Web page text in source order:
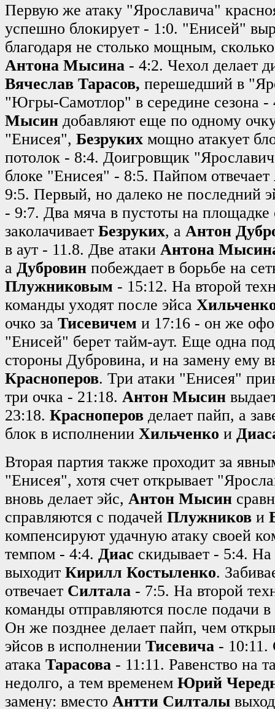
Первую же атаку "Ярославича"
успешно блокирует - 1:0. "Енисей"
благодаря не столько мощным,
Антона Мысина - 4:2. Чехол делает
Вячеслав Тарасов, перешедший в
"Югры-Самотлор" в середине сезона
Мысин добавляют еще по одному
"Енисея", Безруких мощно атакует
потолок - 8:4. Доигровщик
блоке "Енисея" - 8:5. Пайпом отвечает
9:5. Первый, но далеко не последний
- 9:7. Два мяча в пустоты на площадке
заколачивает Безруких, а Антон
в аут - 11.8. Две атаки Антона
а Дубровин побеждает в борьбе на
Плужниковым - 15:12. На второй
команды уходят после эйса
очко за Тисевичем и 17:16 - он же
"Енисей" берет тайм-аут. Еще одна
стороны Дубровина, и на замену ему
Красноперов. Три атаки "Енисея"
три очка - 21:18. Антон Мысин
23:18. Красноперов делает пайп, а
блок в исполнении Хильченко и
Вторая партия также проходит за
"Енисея", хотя счет открывает
вновь делает эйс, Антон Мысин
справляются с подачей Плужников и
компенсируют удачную атаку своей
темпом - 4:4. Диас скидывает - 5:4.
выходит Кирилл Костыленко.
отвечает Силтала - 7:5. На второй
команды отправляются после подачи
Он же позднее делает пайп, чем
эйсов в исполнении Тисевича - 10:11.
атака Тарасова - 11:11. Равенство на
недолго, а тем временем Юрий
замену: вместо Антти Силталы